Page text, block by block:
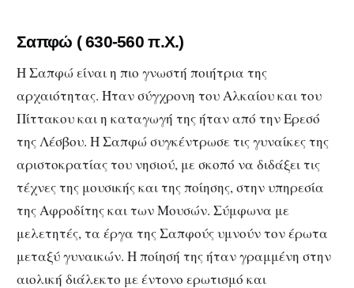
Σαπφώ ( 630-560 π.Χ.)
H Σαπφώ είναι η πιο γνωστή ποιήτρια της
αρχαιότητας. Ήταν σύγχρονη του Αλκαίου και του
Πίττακου και η καταγωγή της ήταν από την Ερεσό
της Λέσβου. Η Σαπφώ συγκέντρωσε τις γυναίκες της
αριστοκρατίας του νησιού, με σκοπό να διδάξει τις
τέχνες της μουσικής και της ποίησης, στην υπηρεσία
της Αφροδίτης και των Μουσών. Σύμφωνα με
μελετητές, τα έργα της Σαπφούς υμνούν τον έρωτα
μεταξύ γυναικών. Η ποίησή της ήταν γραμμένη στην
αιολική διάλεκτο με έντονο ερωτισμό και